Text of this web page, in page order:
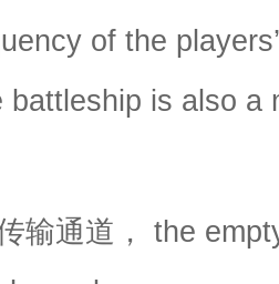
of the
battleship is also a
输通道， the